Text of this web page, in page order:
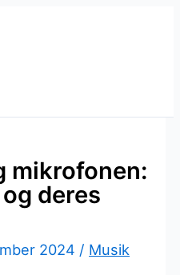
mikrofonen:
deres
2024 / Musik